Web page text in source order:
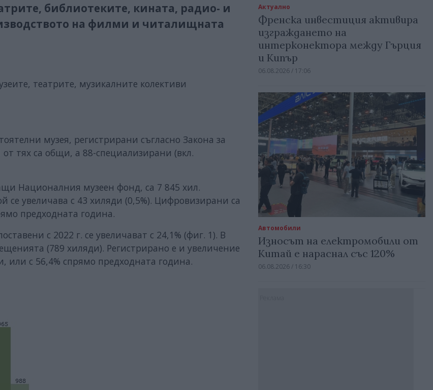
библиотеките, кината, радио- и
на филми и читалищната
театрите, музикалните колективи
музея, регистрирани съгласно Закона за
тях са общи, а 88-специализирани (вкл.
Националния музеен фонд, са 7 845 хил.
увеличава с 43 хиляди (0,5%). Цифровизирани са
предходната година.
с 2022 г. се увеличават с 24,1% (фиг. 1). В
(789 хиляди). Регистрирано е и увеличение
или с 56,4% спрямо предходната година.
Актуално
Френска инвестиция активира
изграждането на
интерконектора между Гърция
и Кипър
06.08.2026 / 17:06
Автомобили
Износът на електромобили от
Китай е нараснал със 120%
06.08.2026 / 16:30